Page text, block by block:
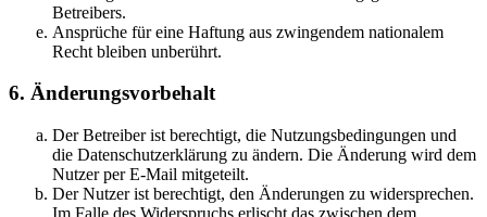
Betreibers.
Ansprüche für eine Haftung aus zwingendem nationalem
Recht bleiben unberührt.
6. Änderungsvorbehalt
Der Betreiber ist berechtigt, die Nutzungsbedingungen und
die Datenschutzerklärung zu ändern. Die Änderung wird dem
Nutzer per E-Mail mitgeteilt.
Der Nutzer ist berechtigt, den Änderungen zu widersprechen.
Im Falle des Widerspruchs erlischt das zwischen dem